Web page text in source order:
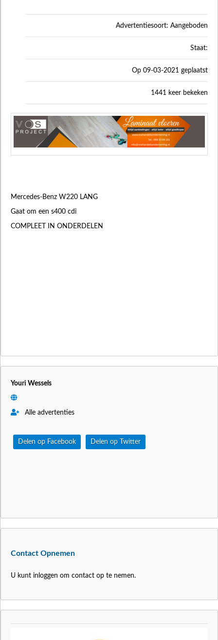
Advertentiesoort: Aangeboden
Staat:
Op 09-03-2021 geplaatst
1441 keer bekeken
Mercedes-Benz W220 LANG
Gaat om een s400 cdi
COMPLEET IN ONDERDELEN
Youri Wessels
Alle advertenties
Delen op Facebook Delen op Twitter
Contact Opnemen
U kunt inloggen om contact op te nemen.